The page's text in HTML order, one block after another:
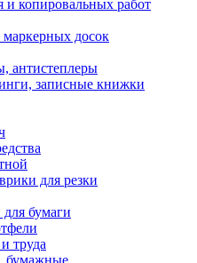
и копировальных работ
маркерных досок
антистеплеры
записные книжки
для резки
бумаги
труда
бумажные